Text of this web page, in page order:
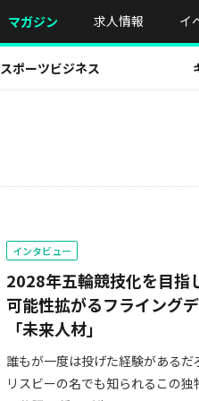
マガジン 求人情報 イ
スポーツビジネス
インタビュー
2028年五輪競技化を目指
可能性拡がるフライング
「未来人材」
誰もが一度は投げた経験がある
リスビーの名でも知られるこの